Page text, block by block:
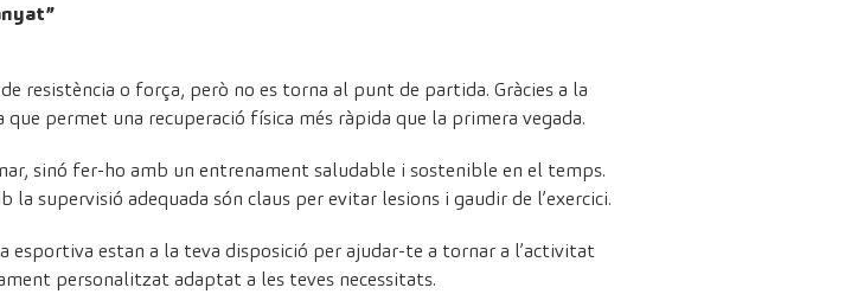
resistència o força, però no es torna al punt de partida. Gràcies a la
permet una recuperació física més ràpida que la primera vegada.
sinó fer-ho amb un entrenament saludable i sostenible en el temps.
supervisió adequada són claus per evitar lesions i gaudir de l’exercici.
esportiva estan a la teva disposició per ajudar-te a tornar a l’activitat
personalitzat adaptat a les teves necessitats.